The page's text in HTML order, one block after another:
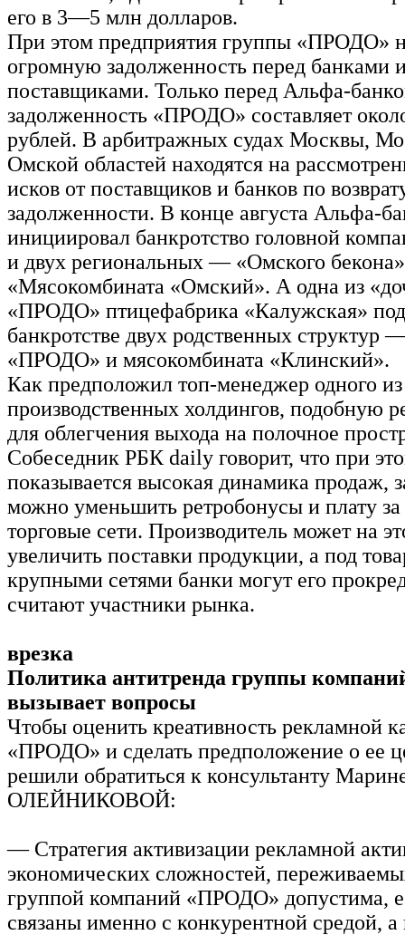
его в 3—5 млн долларов.
При этом предприятия группы «ПРОДО»
огромную задолженность перед банками
поставщиками. Только перед Альфа-
задолженность «ПРОДО» составляет
рублей. В арбитражных судах Москвы,
Омской областей находятся на
исков от поставщиков и банков по
задолженности. В конце августа Альфа-
инициировал банкротство головной
и двух региональных — «Омского
«Мясокомбината «Омский». А одна из
«ПРОДО» птицефабрика «Калужская»
банкротстве двух родственных
«ПРОДО» и мясокомбината «Клинский».
Как предположил топ-менеджер одного из
производственных холдингов, подобную
для облегчения выхода на полочное
Собеседник РБК daily говорит, что при
показывается высокая динамика продаж,
можно уменьшить ретробонусы и плату за
торговые сети. Производитель может на
увеличить поставки продукции, а под
крупными сетями банки могут его
считают участники рынка.
врезка
Политика антитренда группы
вызывает вопросы
Чтобы оценить креативность рекламной
«ПРОДО» и сделать предположение о ее
решили обратиться к консультанту
ОЛЕЙНИКОВОЙ:
— Стратегия активизации рекламной
экономических сложностей,
группой компаний «ПРОДО» допустима,
связаны именно с конкурентной средой,